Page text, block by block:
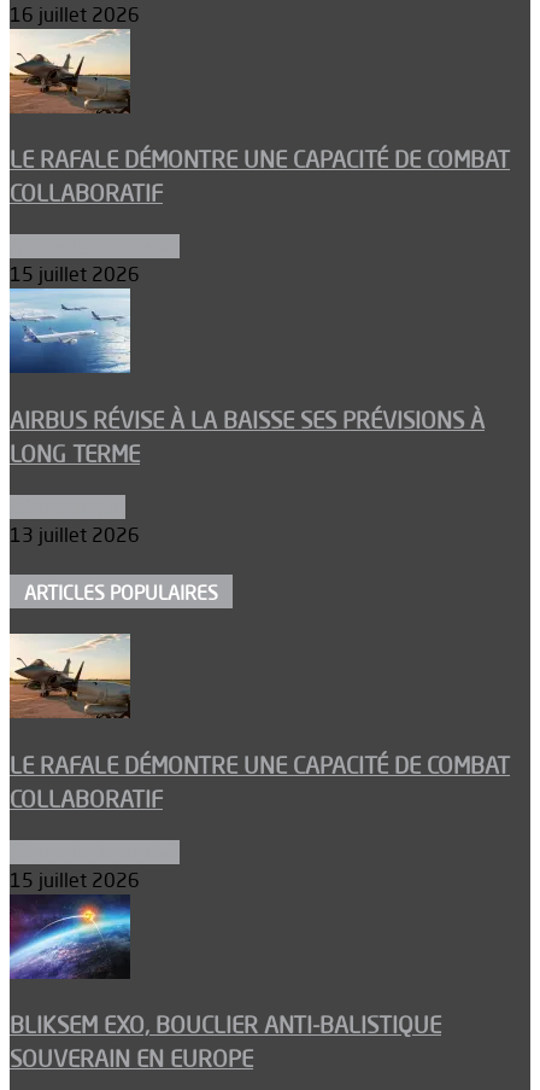
16 juillet 2026
LE RAFALE DÉMONTRE UNE CAPACITÉ DE COMBAT
COLLABORATIF
15 juillet 2026
AIRBUS RÉVISE À LA BAISSE SES PRÉVISIONS À
LONG TERME
13 juillet 2026
ARTICLES POPULAIRES
LE RAFALE DÉMONTRE UNE CAPACITÉ DE COMBAT
COLLABORATIF
15 juillet 2026
BLIKSEM EXO, BOUCLIER ANTI-BALISTIQUE
SOUVERAIN EN EUROPE